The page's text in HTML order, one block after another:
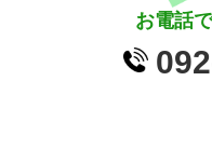
お電話